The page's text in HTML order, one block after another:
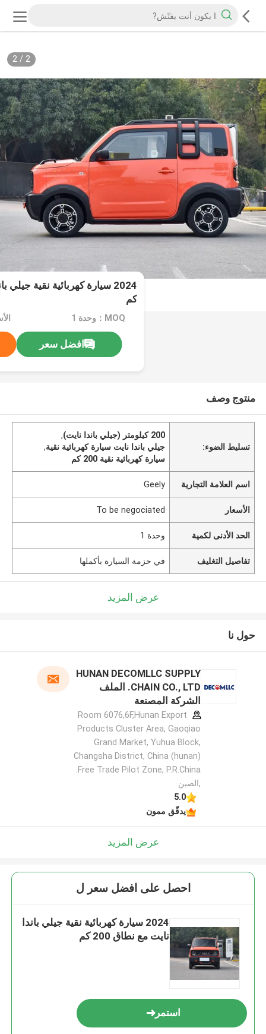
2
/
2
كم
MOQ：وحدة 1
افضل سعر
منتوج وصف
تسليط الضوء:
200 كيلومتر (جيلي باندا نايت)
,
جيلي باندا نايت سيارة كهربائية نقية,
سيارة كهربائية نقية 200 كم
اسم العلامة التجارية Geely
الأسعار To be negociated
الحد الأدنى لكمية وحدة 1
تفاصيل التغليف في حزمة السيارة بأكملها
عرض المزيد
حول نا
HUNAN DECOMLLC SUPPLY
CHAIN CO., LTD. الملف
الشركة المصنعة
Room 6076,6F,Hunan Export
Products Cluster Area, Gaoqiao
Grand Market, Yuhua Block,
Changsha District, China (hunan)
,الصين
5.0
يدقّق ممون
عرض المزيد
احصل على افضل سعر ل
2024 سيارة كهربائية نقية جيلي باندا
نايت مع نطاق 200 كم
استمر